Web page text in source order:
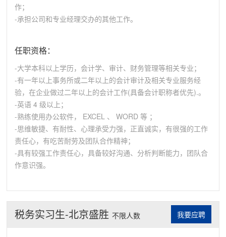
作；
-承担公司和专业经理交办的其他工作。
任职资格：
-大学本科以上学历，会计学、审计、财务管理等相关专业；
-有一年以上事务所或二年以上的会计审计及相关专业服务经
验，在企业做过二年以上的会计工作(具备会计职称者优先).。
-英语 4 级以上；
-熟练使用办公软件， EXCEL 、 WORD 等 ；
-思维敏捷、有耐性、心理承受力强，正直诚实，有很强的工作
责任心，有吃苦耐劳及团队合作精神；
-具有较强工作责任心，具备较好沟通、分析判断能力，团队合
作意识强。
税务实习生-北京盛胜 不限人数 我要应聘